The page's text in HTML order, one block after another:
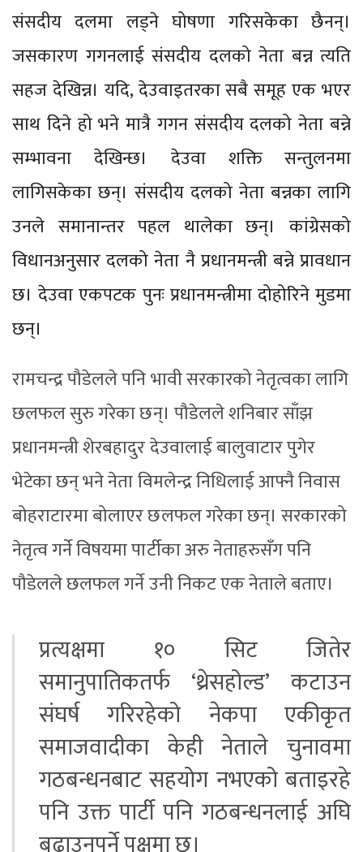
संसदीय दलमा लड्ने घोषणा गरिसकेका छैनन्।
जसकारण गगनलाई संसदीय दलको नेता बन्न त्यति
सहज देखिन्न। यदि, देउवाइतरका सबै समूह एक भएर
साथ दिने हो भने मात्रै गगन संसदीय दलको नेता बन्ने
सम्भावना देखिन्छ। देउवा शक्ति सन्तुलनमा
लागिसकेका छन्। संसदीय दलको नेता बन्नका लागि
उनले समानान्तर पहल थालेका छन्। कांग्रेसको
विधानअनुसार दलको नेता नै प्रधानमन्त्री बन्ने प्रावधान
छ। देउवा एकपटक पुनः प्रधानमन्त्रीमा दोहोरिने मुडमा
छन्।
रामचन्द्र पौडेलले पनि भावी सरकारको नेतृत्वका लागि
छलफल सुरु गरेका छन्। पौडेलले शनिबार साँझ
प्रधानमन्त्री शेरबहादुर देउवालाई बालुवाटार पुगेर
भेटेका छन् भने नेता विमलेन्द्र निधिलाई आफ्नै निवास
बोहराटारमा बोलाएर छलफल गरेका छन्। सरकारको
नेतृत्व गर्ने विषयमा पार्टीका अरु नेताहरुसँग पनि
पौडेलले छलफल गर्ने उनी निकट एक नेताले बताए।
प्रत्यक्षमा १० सिट जितेर
समानुपातिकतर्फ ‘थ्रेसहोल्ड’ कटाउन
संघर्ष गरिरहेको नेकपा एकीकृत
समाजवादीका केही नेताले चुनावमा
गठबन्धनबाट सहयोग नभएको बताइरहे
पनि उक्त पार्टी पनि गठबन्धनलाई अघि